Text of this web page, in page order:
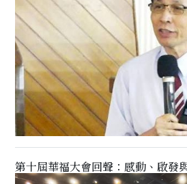
第十屆華福大會回聲：感動、啟發